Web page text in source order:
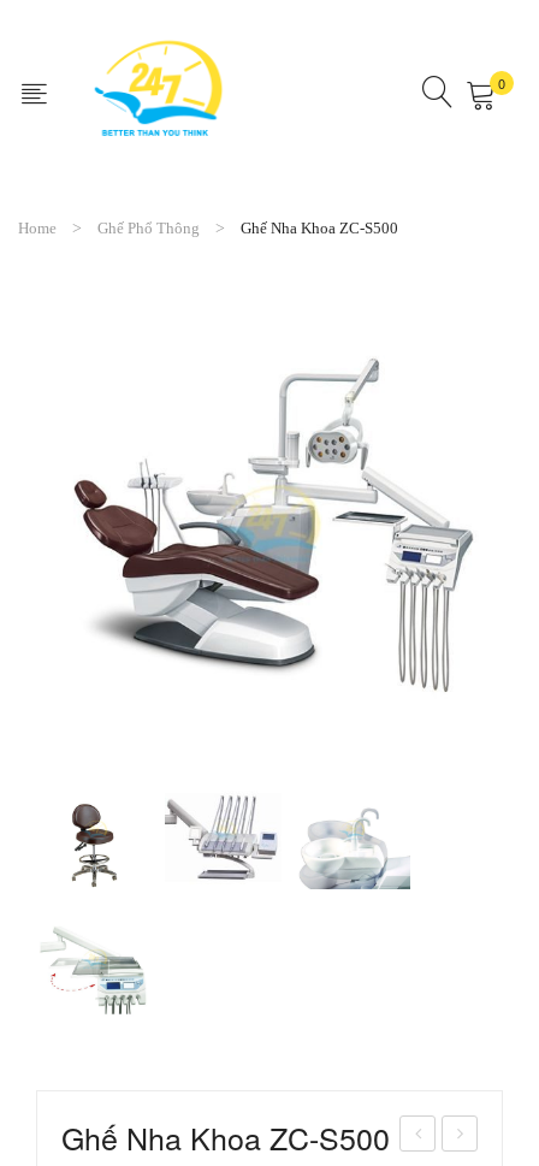
0
Home Ghế Phổ Thông Ghế Nha Khoa ZC-S500
Ghế Nha Khoa ZC-S500